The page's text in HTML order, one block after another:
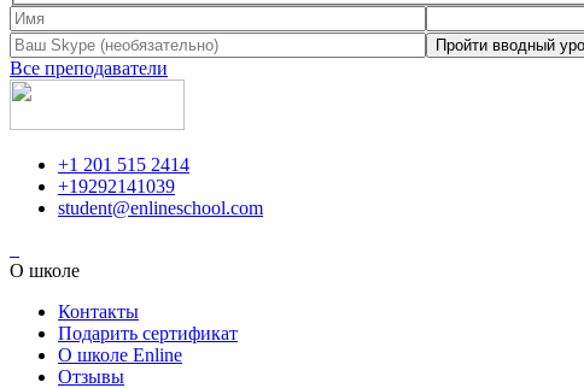
Все преподаватели
+1 201 515 2414
+19292141039
student@enlineschool.com
О школе
Контакты
Подарить сертификат
О школе Enline
Отзывы